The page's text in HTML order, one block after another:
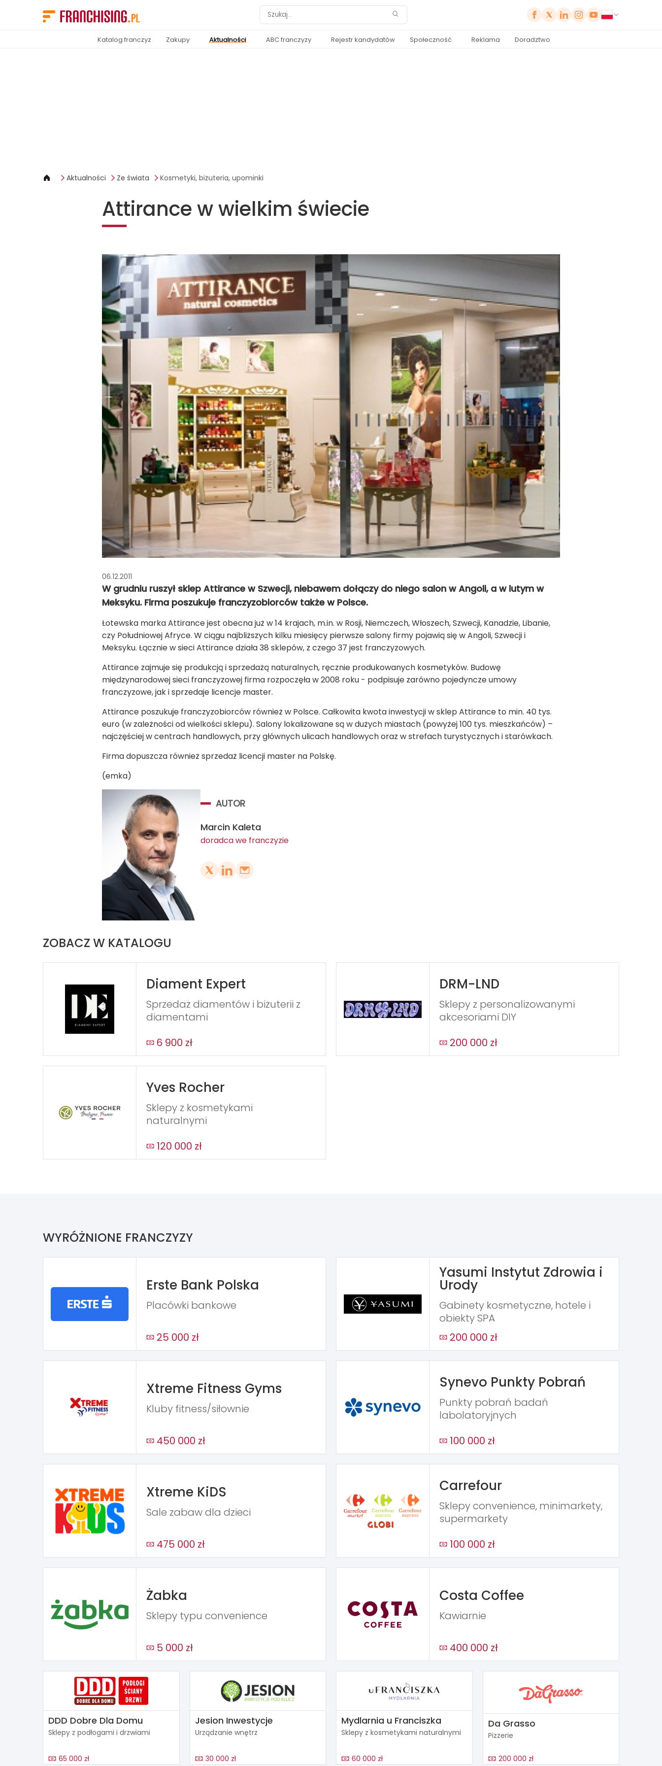
Katalog franczyz Zakupy Aktualności ABC franczyzy Rejestr kandydatów Społeczność Reklama Doradztwo
Aktualności Ze świata Kosmetyki, biżuteria, upominki
Attirance w wielkim świecie
06.12.2011
W grudniu ruszył sklep Attirance w Szwecji, niebawem dołączy do niego salon w Angoli, a w lutym w
Meksyku. Firma poszukuje franczyzobiorców także w Polsce.
Łotewska marka Attirance jest obecna już w 14 krajach, m.in. w Rosji, Niemczech, Włoszech, Szwecji, Kanadzie, Libanie,
czy Południowej Afryce. W ciągu najbliższych kilku miesięcy pierwsze salony firmy pojawią się w Angoli, Szwecji i
Meksyku. Łącznie w sieci Attirance działa 38 sklepów, z czego 37 jest franczyzowych.
Attirance zajmuje się produkcją i sprzedażą naturalnych, ręcznie produkowanych kosmetyków. Budowę
międzynarodowej sieci franczyzowej firma rozpoczęła w 2008 roku - podpisuje zarówno pojedyncze umowy
franczyzowe, jak i sprzedaje licencje master.
Attirance poszukuje franczyzobiorców również w Polsce. Całkowita kwota inwestycji w sklep Attirance to min. 40 tys.
euro (w zależności od wielkości sklepu). Salony lokalizowane są w dużych miastach (powyżej 100 tys. mieszkańców) –
najczęściej w centrach handlowych, przy głównych ulicach handlowych oraz w strefach turystycznych i starówkach.
Firma dopuszcza również sprzedaż licencji master na Polskę.
(emka)
AUTOR
Marcin Kaleta
doradca we franczyzie
ZOBACZ W KATALOGU
Diament Expert
Sprzedaż diamentów i biżuterii z
diamentami
6 900 zł
DRM-LND
Sklepy z personalizowanymi
akcesoriami DIY
200 000 zł
Yves Rocher
Sklepy z kosmetykami
naturalnymi
120 000 zł
WYRÓŻNIONE FRANCZYZY
Erste Bank Polska
Placówki bankowe
25 000 zł
Yasumi Instytut Zdrowia i
Urody
Gabinety kosmetyczne, hotele i
obiekty SPA
200 000 zł
Xtreme Fitness Gyms
Kluby fitness/siłownie
450 000 zł
Synevo Punkty Pobrań
Punkty pobrań badań
labolatoryjnych
100 000 zł
Xtreme KiDS
Sale zabaw dla dzieci
475 000 zł
Carrefour
Sklepy convenience, minimarkety,
supermarkety
100 000 zł
Żabka
Sklepy typu convenience
5 000 zł
Costa Coffee
Kawiarnie
400 000 zł
DDD Dobre Dla Domu
Sklepy z podłogami i drzwiami
65 000 zł
Jesion Inwestycje
Urządzanie wnętrz
30 000 zł
Mydlarnia u Franciszka
Sklepy z kosmetykami naturalnymi
60 000 zł
Da Grasso
Pizzerie
200 000 zł